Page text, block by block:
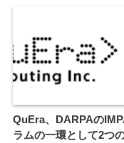
QuEra、DARPAの
ラムの一環として2つ